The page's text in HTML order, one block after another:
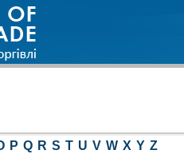
P Q R S T U V W X Y Z